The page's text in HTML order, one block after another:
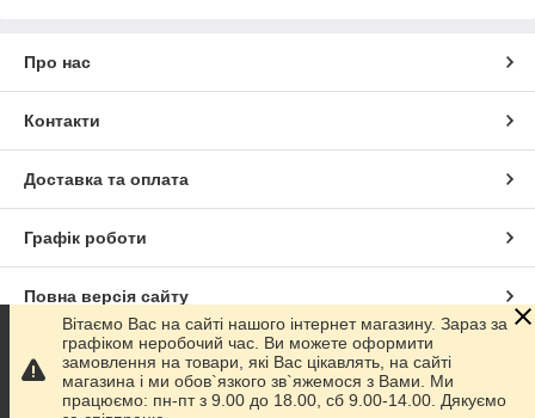
Про нас
Контакти
Доставка та оплата
Графік роботи
Повна версія сайту
Сайт створено на маркетплейсіProm.ua
Політика конфіденційності
Вітаємо Вас на сайті нашого інтернет магазину. Зараз за
графіком неробочий час. Ви можете оформити
замовлення на товари, які Вас цікавлять, на сайті
магазина і ми обов`язкого зв`яжемося з Вами. Ми
працюємо: пн-пт з 9.00 до 18.00, сб 9.00-14.00. Дякуємо